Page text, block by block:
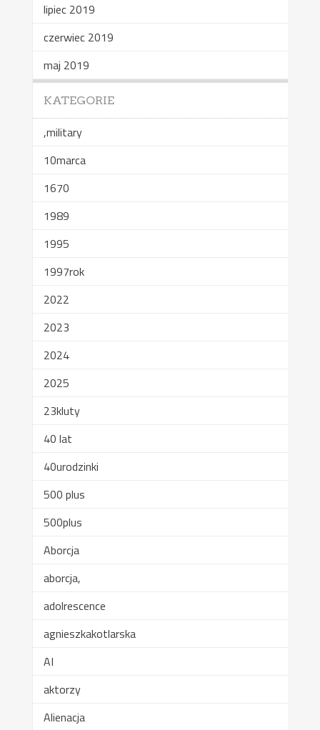
lipiec 2019
czerwiec 2019
maj 2019
KATEGORIE
,military
10marca
1670
1989
1995
1997rok
2022
2023
2024
2025
23kluty
40 lat
40urodzinki
500 plus
500plus
Aborcja
aborcja,
adolrescence
agnieszkakotlarska
AI
aktorzy
Alienacja